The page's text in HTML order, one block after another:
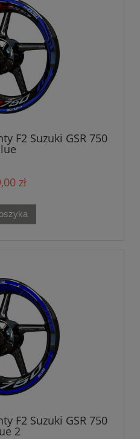
F2 Suzuki GSR 750
zł
F2 Suzuki GSR 750
2